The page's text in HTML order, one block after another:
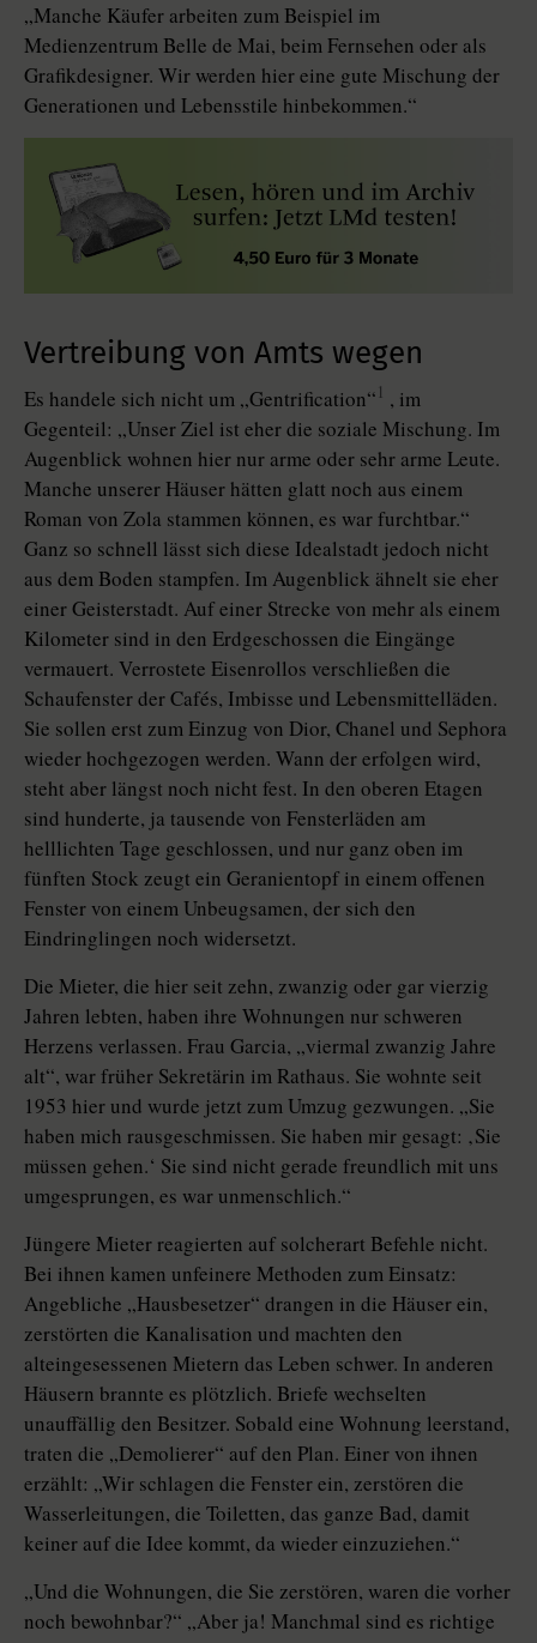
„Manche Käufer arbeiten zum Beispiel im
Medienzentrum Belle de Mai, beim Fernsehen oder als
Grafikdesigner. Wir werden hier eine gute Mischung der
Generationen und Lebensstile hinbekommen.“
Vertreibung von Amts wegen
Es handele sich nicht um „Gentrification“ 1 , im
Gegenteil: „Unser Ziel ist eher die soziale Mischung. Im
Augenblick wohnen hier nur arme oder sehr arme Leute.
Manche unserer Häuser hätten glatt noch aus einem
Roman von Zola stammen können, es war furchtbar.“
Ganz so schnell lässt sich diese Idealstadt jedoch nicht
aus dem Boden stampfen. Im Augenblick ähnelt sie eher
einer Geisterstadt. Auf einer Strecke von mehr als einem
Kilometer sind in den Erdgeschossen die Eingänge
vermauert. Verrostete Eisenrollos verschließen die
Schaufenster der Cafés, Imbisse und Lebensmittelläden.
Sie sollen erst zum Einzug von Dior, Chanel und Sephora
wieder hochgezogen werden. Wann der erfolgen wird,
steht aber längst noch nicht fest. In den oberen Etagen
sind hunderte, ja tausende von Fensterläden am
helllichten Tage geschlossen, und nur ganz oben im
fünften Stock zeugt ein Geranientopf in einem offenen
Fenster von einem Unbeugsamen, der sich den
Eindringlingen noch widersetzt.
Die Mieter, die hier seit zehn, zwanzig oder gar vierzig
Jahren lebten, haben ihre Wohnungen nur schweren
Herzens verlassen. Frau Garcia, „viermal zwanzig Jahre
alt“, war früher Sekretärin im Rathaus. Sie wohnte seit
1953 hier und wurde jetzt zum Umzug gezwungen. „Sie
haben mich rausgeschmissen. Sie haben mir gesagt: ‚Sie
müssen gehen.‘ Sie sind nicht gerade freundlich mit uns
umgesprungen, es war unmenschlich.“
Jüngere Mieter reagierten auf solcherart Befehle nicht.
Bei ihnen kamen unfeinere Methoden zum Einsatz:
Angebliche „Hausbesetzer“ drangen in die Häuser ein,
zerstörten die Kanalisation und machten den
alteingesessenen Mietern das Leben schwer. In anderen
Häusern brannte es plötzlich. Briefe wechselten
unauffällig den Besitzer. Sobald eine Wohnung leerstand,
traten die „Demolierer“ auf den Plan. Einer von ihnen
erzählt: „Wir schlagen die Fenster ein, zerstören die
Wasserleitungen, die Toiletten, das ganze Bad, damit
keiner auf die Idee kommt, da wieder einzuziehen.“
„Und die Wohnungen, die Sie zerstören, waren die vorher
noch bewohnbar?“ „Aber ja! Manchmal sind es richtige